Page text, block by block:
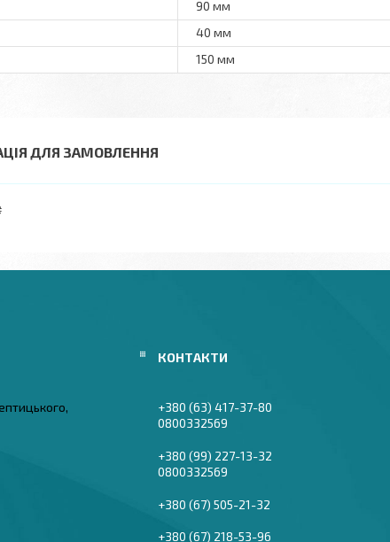
90 мм
40 мм
150 мм
ДЛЯ ЗАМОВЛЕННЯ
+380 (63) 417-37-80
0800332569
+380 (99) 227-13-32
0800332569
+380 (67) 505-21-32
+380 (67) 218-53-96